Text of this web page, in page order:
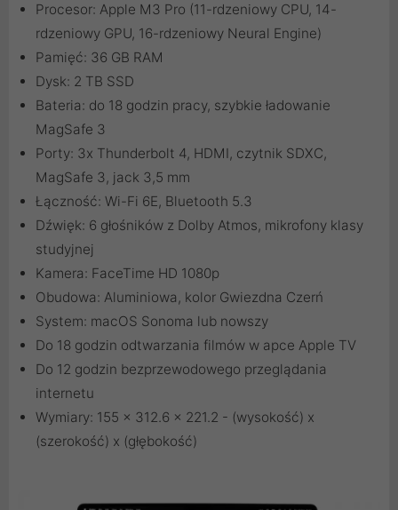
Procesor: Apple M3 Pro (11-rdzeniowy CPU, 14-
rdzeniowy GPU, 16-rdzeniowy Neural Engine)
Pamięć: 36 GB RAM
Dysk: 2 TB SSD
Bateria: do 18 godzin pracy, szybkie ładowanie
MagSafe 3
Porty: 3x Thunderbolt 4, HDMI, czytnik SDXC,
MagSafe 3, jack 3,5 mm
Łączność: Wi-Fi 6E, Bluetooth 5.3
Dźwięk: 6 głośników z Dolby Atmos, mikrofony klasy
studyjnej
Kamera: FaceTime HD 1080p
Obudowa: Aluminiowa, kolor Gwiezdna Czerń
System: macOS Sonoma lub nowszy
Do 18 godzin odtwarzania filmów w apce Apple TV
Do 12 godzin bezprzewodowego przeglądania
internetu
Wymiary: 155 x 312.6 x 221.2 - (wysokość) x
(szerokość) x (głębokość)